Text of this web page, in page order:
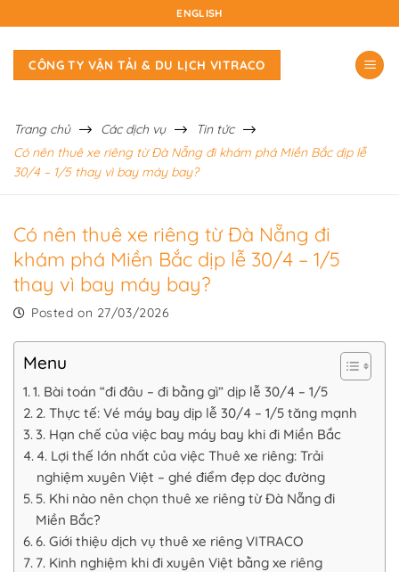
content
ENGLISH
CÔNG TY VẬN TẢI & DU LỊCH VITRACO
Trang chủ Các dịch vụ
Tin tức
Có nên thuê xe riêng từ Đà Nẵng đi khám phá Miền Bắc dịp lễ
30/4 – 1/5 thay vì bay máy bay?
Có nên thuê xe riêng từ Đà Nẵng đi
khám phá Miền Bắc dịp lễ 30/4 – 1/5
thay vì bay máy bay?
Posted on 27/03/2026
Menu
1. Bài toán “đi đâu – đi bằng gì” dịp lễ 30/4 – 1/5
2. Thực tế: Vé máy bay dịp lễ 30/4 – 1/5 tăng mạnh
3. Hạn chế của việc bay máy bay khi đi Miền Bắc
4. Lợi thế lớn nhất của việc Thuê xe riêng: Trải
nghiệm xuyên Việt – ghé điểm đẹp dọc đường
5. Khi nào nên chọn thuê xe riêng từ Đà Nẵng đi
Miền Bắc?
6. Giới thiệu dịch vụ thuê xe riêng VITRACO
7. Kinh nghiệm khi đi xuyên Việt bằng xe riêng